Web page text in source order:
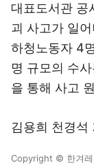
대표도서관 공
괴 사고가 일
하청노동자 4
명 규모의 수
을 통해 사고
김용희 천경
Copyright © 한겨레